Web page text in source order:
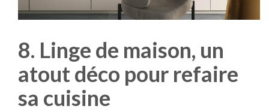
8. Linge de maison, un
atout déco pour refaire
sa cuisine